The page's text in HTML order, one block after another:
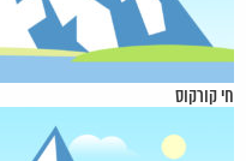
חי קורקוס